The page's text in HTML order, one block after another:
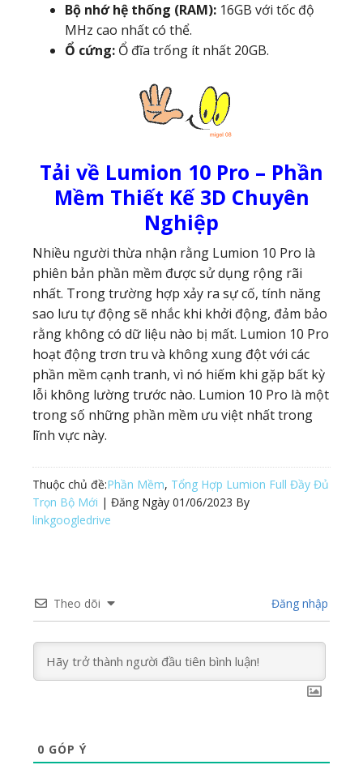
Bộ nhớ hệ thống (RAM): 16GB với tốc độ
MHz cao nhất có thể.
Ổ cứng: Ổ đĩa trống ít nhất 20GB.
Tải về Lumion 10 Pro – Phần
Mềm Thiết Kế 3D Chuyên
Nghiệp
Nhiều người thừa nhận rằng Lumion 10 Pro là
phiên bản phần mềm được sử dụng rộng rãi
nhất. Trong trường hợp xảy ra sự cố, tính năng
sao lưu tự động sẽ nhắc khi khởi động, đảm bảo
rằng không có dữ liệu nào bị mất. Lumion 10 Pro
hoạt động trơn tru và không xung đột với các
phần mềm cạnh tranh, vì nó hiếm khi gặp bất kỳ
lỗi không lường trước nào. Lumion 10 Pro là một
trong số những phần mềm ưu việt nhất trong
lĩnh vực này.
Thuộc chủ đề:Phần Mềm, Tổng Hợp Lumion Full Đầy Đủ
Trọn Bộ Mới | Đăng Ngày 01/06/2023 By
linkgoogledrive
Theo dõi Đăng nhập
0 GÓP Ý